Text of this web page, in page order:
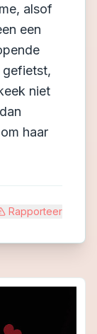
alsof
een
gefietst,
niet
haar
Rapporteer